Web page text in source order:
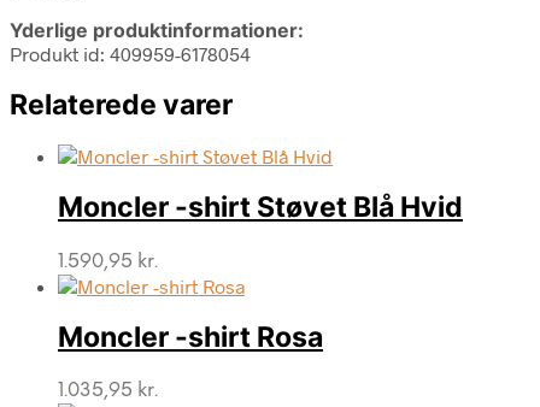
Yderlige produktinformationer:
Produkt id: 409959-6178054
Relaterede varer
Moncler -shirt Støvet Blå Hvid
1.590,95 kr.
Moncler -shirt Rosa
1.035,95 kr.